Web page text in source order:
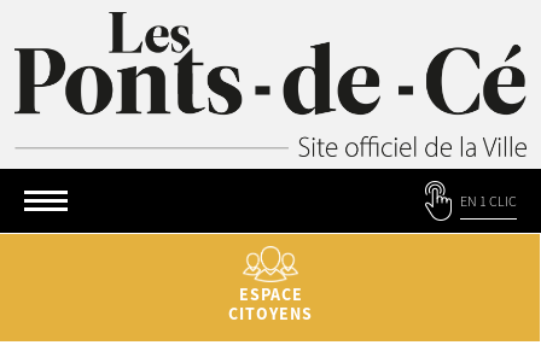
EN 1 CLIC
ESPACE
CITOYENS